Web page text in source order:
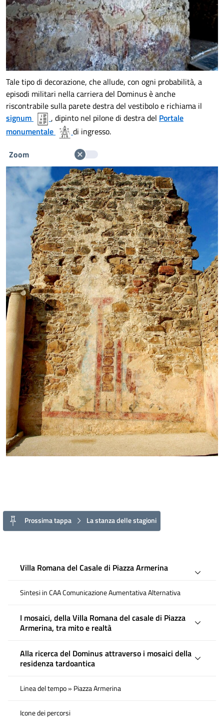
Tale tipo di decorazione, che allude, con ogni probabilità, a
episodi militari nella carriera del Dominus è anche
riscontrabile sulla parete destra del vestibolo e richiama il
signum
, dipinto nel pilone di destra del Portale
monumentale
di ingresso.
Zoom
Prossima tappa La stanza delle stagioni
Villa Romana del Casale di Piazza Armerina
Sintesi in CAA Comunicazione Aumentativa Alternativa
I mosaici, della Villa Romana del casale di Piazza
Armerina, tra mito e realtà
Alla ricerca del Dominus attraverso i mosaici della
residenza tardoantica
Linea del tempo » Piazza Armerina
Icone dei percorsi